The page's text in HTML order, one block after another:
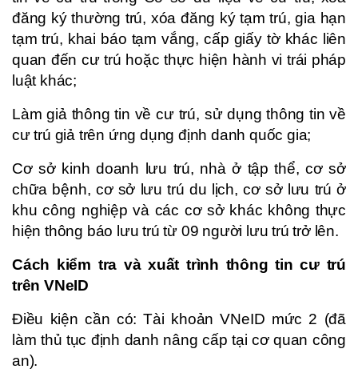
đăng ký thường trú, xóa đăng ký tạm trú, gia hạn
tạm trú, khai báo tạm vắng, cấp giấy tờ khác liên
quan đến cư trú hoặc thực hiện hành vi trái pháp
luật khác;
Làm giả thông tin về cư trú, sử dụng thông tin về
cư trú giả trên ứng dụng định danh quốc gia;
Cơ sở kinh doanh lưu trú, nhà ở tập thể, cơ sở
chữa bệnh, cơ sở lưu trú du lịch, cơ sở lưu trú ở
khu công nghiệp và các cơ sở khác không thực
hiện thông báo lưu trú từ 09 người lưu trú trở lên.
Cách kiểm tra và xuất trình thông tin cư trú
trên VNeID
Điều kiện cần có: Tài khoản VNeID mức 2 (đã
làm thủ tục định danh nâng cấp tại cơ quan công
an).